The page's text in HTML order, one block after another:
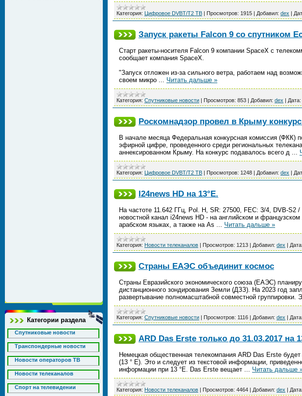
Категории раздела
Спутниковые новости
Транспондерные новости
Новости операторов ТВ
Новости телеканалов
Спорт на телевидении
Категория: Цифровое DVBT/T2 ТВ | Просмотров: 1915 | Добавил: dex |
Запуск ракеты Falcon 9 со спутником
Старт ракеты-носителя Falcon 9 компании SpaceX с
сообщает компания SpaceX.
"Запуск отложен из-за сильного ветра, работаем над
своем микро ... Читать дальше »
Категория: Спутниковые новости | Просмотров: 853 | Добавил: dex | Дата:
Роскомнадзор провел в Крыму
В начале месяца Федеральная конкурсная комиссия (ФКК)
эфирной цифре, проведенного среди региональных
аннексированном Крыму. На конкурс подавалось всего д ...
Категория: Цифровое DVBT/T2 ТВ | Просмотров: 1248 | Добавил: dex |
I24news HD на 13°Е.
На частоте 11.642 ГГц, Pol. H, SR: 27500, FEC: 3/4, DVB-S2
новостной канал i24news HD - на английском и
арабском языках, а также на As ... Читать дальше »
Категория: Новости телеканалов | Просмотров: 1213 | Добавил: dex | Дата:
Страны ЕАЭС объединит космос
Страны Евразийского экономического союза (ЕАЭС)
дистанционного зондирования Земли (ДЗЗ). На 2023 год
развертывание полномасштабной совместной группировки.
Категория: Спутниковые новости | Просмотров: 1116 | Добавил: dex | Дата:
ARD Das Erste только до 31.03.2017 на
Немецкая общественная телекомпания ARD Das Erste
(13 ° E). Это и следует из текстовой информации,
информации при 13 °Е. Das Erste вещает ... Читать дальше
Категория: Новости телеканалов | Просмотров: 4464 | Добавил: dex | Дата: